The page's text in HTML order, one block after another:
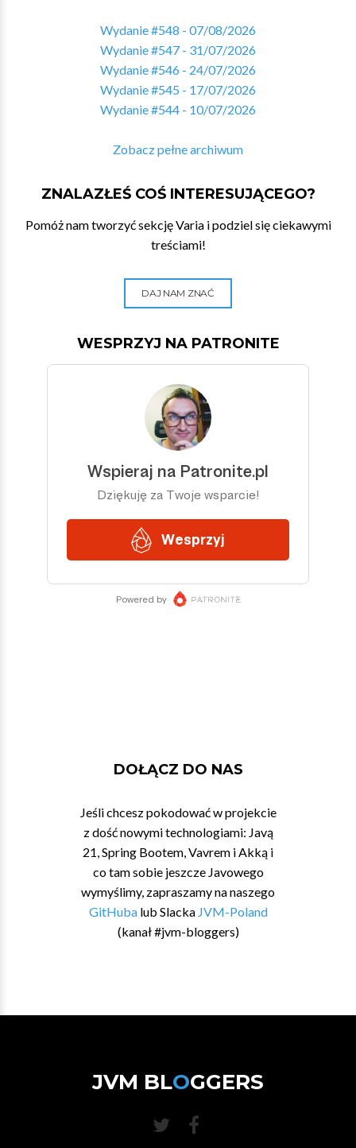
Wydanie #548 - 07/08/2026
Wydanie #547 - 31/07/2026
Wydanie #546 - 24/07/2026
Wydanie #545 - 17/07/2026
Wydanie #544 - 10/07/2026
Zobacz pełne archiwum
ZNALAZŁEŚ COŚ INTERESUJĄCEGO?
Pomóż nam tworzyć sekcję Varia i podziel się ciekawymi
treściami!
DAJ NAM ZNAĆ
WESPRZYJ NA PATRONITE
DOŁĄCZ DO NAS
Jeśli chcesz pokodować w projekcie
z dość nowymi technologiami: Javą
21, Spring Bootem, Vavrem i Akką i
co tam sobie jeszcze Javowego
wymyślimy, zapraszamy na naszego
GitHubalub Slacka JVM-Poland
(kanał #jvm-bloggers)
JVM BLOGGERS